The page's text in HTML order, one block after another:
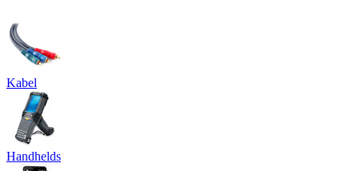
Kabel
Handhelds